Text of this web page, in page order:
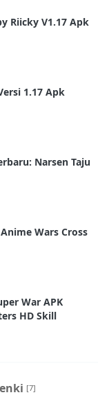
Riicky V1.17 Apk
1.17 Apk
Narsen Taju
Wars Cross
War APK
HD Skill
[7]